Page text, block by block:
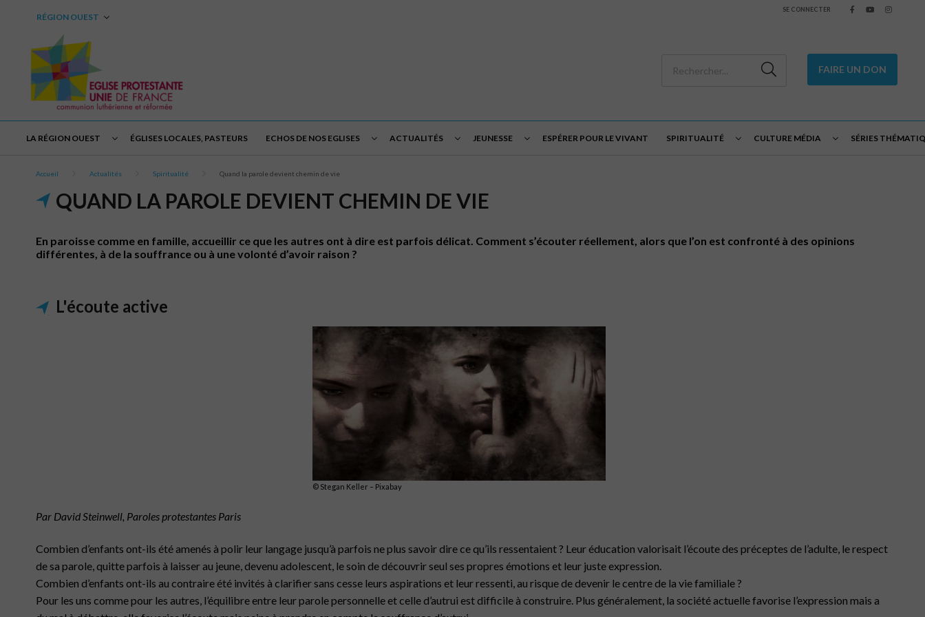
RÉGION OUEST
SE CONNECTER
FAIRE UN DON
LA RÉGION OUEST ÉGLISES LOCALES, PASTEURS ECHOS DE NOS EGLISES ACTUALITÉS JEUNESSE ESPÉRER POUR LE VIVANT SPIRITUALITÉ CULTURE MÉDIA SÉRIES
Accueil Actualités Spiritualité Quand la parole devient chemin de vie
QUAND LA PAROLE DEVIENT CHEMIN DE VIE
En paroisse comme en famille, accueillir ce que les autres ont à dire est parfois délicat. Comment s’écouter réellement, alors que l’on est confronté à des opinions
différentes, à de la souffrance ou à une volonté d’avoir raison ?
L'écoute active
© Stegan Keller – Pixabay
Par David Steinwell, Paroles protestantes Paris
Combien d’enfants ont-ils été amenés à polir leur langage jusqu’à parfois ne plus savoir dire ce qu’ils ressentaient ? Leur éducation valorisait l’écoute des préceptes de l’adulte, le respect
de sa parole, quitte parfois à laisser au jeune, devenu adolescent, le soin de découvrir seul ses propres émotions et leur juste expression.
Combien d’enfants ont-ils au contraire été invités à clarifier sans cesse leurs aspirations et leur ressenti, au risque de devenir le centre de la vie familiale ?
Pour les uns comme pour les autres, l’équilibre entre leur parole personnelle et celle d’autrui est difficile à construire. Plus généralement, la société actuelle favorise l’expression mais a